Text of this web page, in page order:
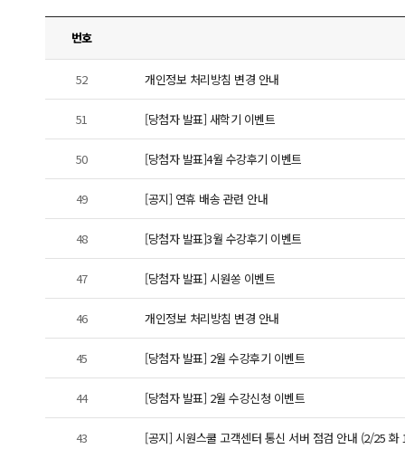
번호
52 개인정보 처리방침 변경 안내
51 [당첨자 발표] 새학기 이벤트
50 [당첨자 발표]4월 수강후기 이벤트
49 [공지] 연휴 배송 관련 안내
48 [당첨자 발표]3월 수강후기 이벤트
47 [당첨자 발표] 시원쏭 이벤트
46 개인정보 처리방침 변경 안내
45 [당첨자 발표] 2월 수강후기 이벤트
44 [당첨자 발표] 2월 수강신청 이벤트
43 [공지] 시원스쿨 고객센터 통신 서버 점검 안내 (2/25 화